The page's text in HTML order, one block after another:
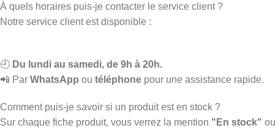
À quels horaires puis-je contacter le service client ?
Notre service client est disponible :
🕘 Du lundi au samedi, de 9h à 20h.
📲 Par WhatsApp ou téléphone pour une assistance rapide.
Comment puis-je savoir si un produit est en stock ?
Sur chaque fiche produit, vous verrez la mention "En stock" ou